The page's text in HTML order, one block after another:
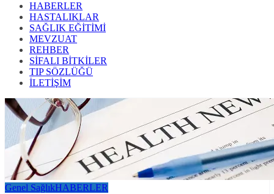
HABERLER
HASTALIKLAR
SAĞLIK EĞİTİMİ
MEVZUAT
REHBER
SİFALI BİTKİLER
TIP SÖZLÜĞÜ
İLETİŞİM
Genel SağlıkHABERLER